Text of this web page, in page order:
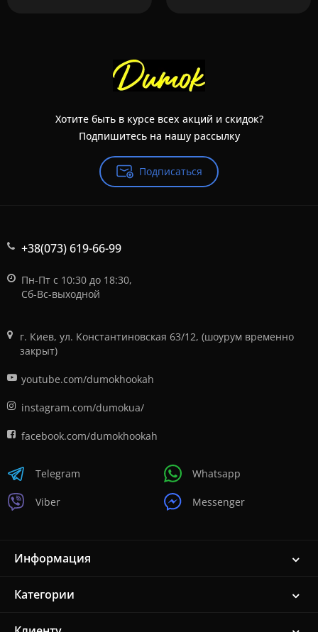
Хотите быть в курсе всех акций и скидок?
Подпишитесь на нашу рассылку
Подписаться
+38(073) 619-66-99
Пн-Пт с 10:30 до 18:30,
Сб-Вс-выходной
г. Киев, ул. Константиновская 63/12, (шоурум временно
закрыт)
youtube.com/dumokhookah
instagram.com/dumokua/
facebook.com/dumokhookah
Telegram
Viber
Whatsapp
Messenger
Информация
Категории